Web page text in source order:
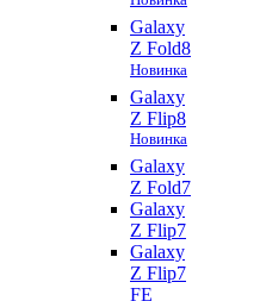
Galaxy
Z Fold8
Новинка
Galaxy
Z Flip8
Новинка
Galaxy
Z Fold7
Galaxy
Z Flip7
Galaxy
Z Flip7
FE